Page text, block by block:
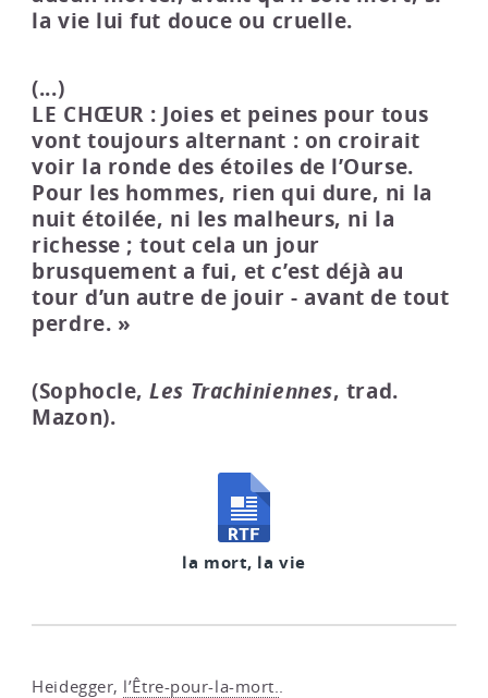
la vie lui fut douce ou cruelle.
(...)
LE CHŒUR : Joies et peines pour tous
vont toujours alternant : on croirait
voir la ronde des étoiles de l’Ourse.
Pour les hommes, rien qui dure, ni la
nuit étoilée, ni les malheurs, ni la
richesse ; tout cela un jour
brusquement a fui, et c’est déjà au
tour d’un autre de jouir - avant de tout
perdre. »
(Sophocle,Les Trachiniennes, trad.
Mazon).
la mort, la vie
Heidegger, l’Être-pour-la-mort.